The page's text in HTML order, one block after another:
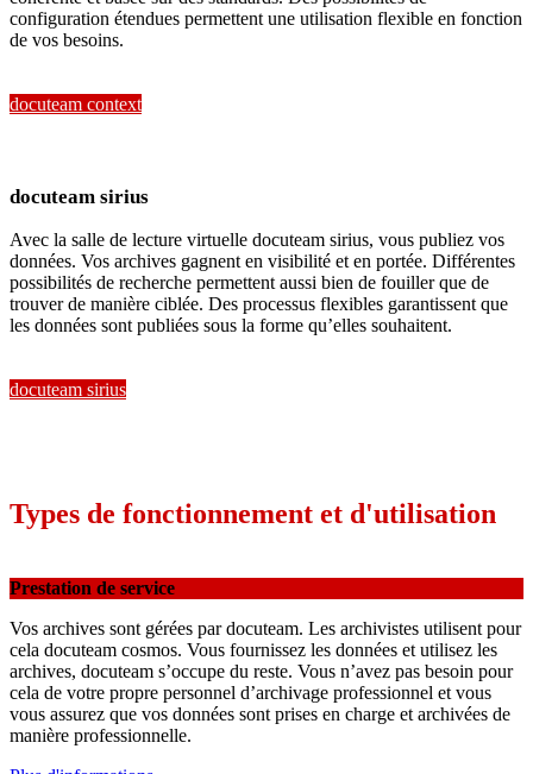
configuration étendues permettent une utilisation flexible en fonction
de vos besoins.
docuteam context
docuteam sirius
Avec la salle de lecture virtuelle docuteam sirius, vous publiez vos
données. Vos archives gagnent en visibilité et en portée. Différentes
possibilités de recherche permettent aussi bien de fouiller que de
trouver de manière ciblée. Des processus flexibles garantissent que
les données sont publiées sous la forme qu’elles souhaitent.
docuteam sirius
Types de fonctionnement et d'utilisation
Prestation de service
Vos archives sont gérées par docuteam. Les archivistes utilisent pour
cela docuteam cosmos. Vous fournissez les données et utilisez les
archives, docuteam s’occupe du reste. Vous n’avez pas besoin pour
cela de votre propre personnel d’archivage professionnel et vous
vous assurez que vos données sont prises en charge et archivées de
manière professionnelle.